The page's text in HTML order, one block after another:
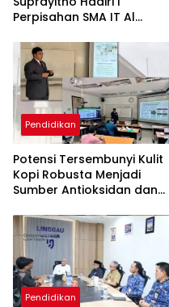
Perpisahan SMA IT Al
Pendidikan
Potensi Tersembunyi Kulit
Kopi Robusta Menjadi
Sumber Antioksidan dan
Pendidikan